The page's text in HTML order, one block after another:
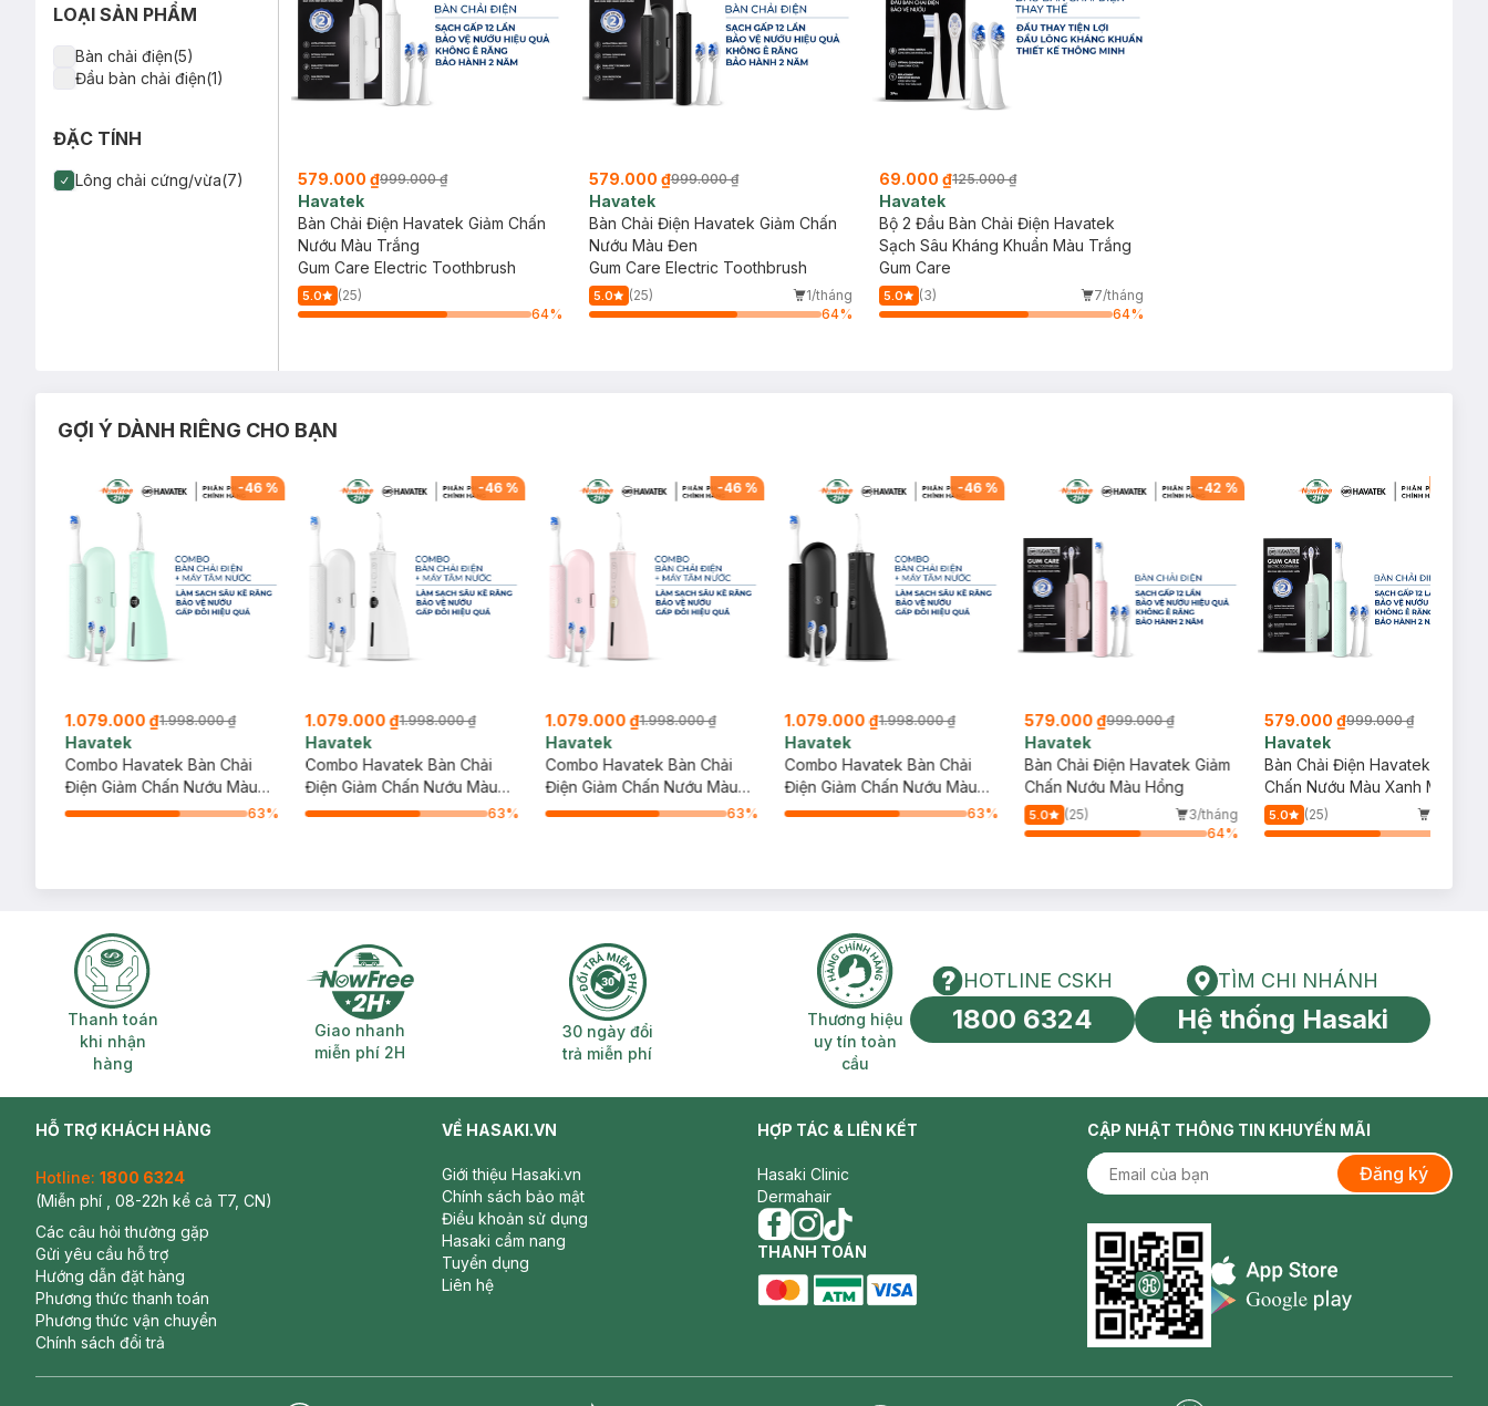
LOẠI SẢN PHẨM
Bàn chải điện(5)
Đầu bàn chải điện(1)
ĐẶC TÍNH
Lông chải cứng/vừa(7) 579.000 ₫999.000 ₫
Havatek
Bàn Chải Điện Havatek Giảm Chấn
Nướu Màu Trắng
Gum Care Electric Toothbrush
5.0
(25)
64%
579.000 ₫999.000 ₫
Havatek
Bàn Chải Điện Havatek Giảm Chấn
Nướu Màu Đen
Gum Care Electric Toothbrush
5.0 (25)
1/tháng
64%
69.000 ₫125.000 ₫
Havatek
Bộ 2 Đầu Bàn Chải Điện Havatek
Sạch Sâu Kháng Khuẩn Màu Trắng
Gum Care
5.0 (3)
7/tháng
64%
GỢI Ý DÀNH RIÊNG CHO BẠN
-42%
579.000 ₫999.000 ₫
Havatek
Bàn Chải Điện Havatek Giảm
Chấn Nướu Màu Hồng
5.0 (25)
3/tháng
64%
579.000 ₫999.000 ₫
Havatek
Bàn Chải Điện Havatek Giảm
Chấn Nướu Màu Xanh Mint
5.0 (25)
-46%
1.079.000 ₫1.998.000 ₫
Havatek
Combo Havatek Bàn Chải
Điện Giảm Chấn Nướu Màu
Xanh Mint + Máy Tăm Nước
63%
-46%
1.079.000 ₫1.998.000 ₫
Havatek
Combo Havatek Bàn Chải
Điện Giảm Chấn Nướu Màu
Trắng + Máy Tăm Nước Cao
63%
-46%
1.079.000 ₫1.998.000 ₫
Havatek
Combo Havatek Bàn Chải
Điện Giảm Chấn Nướu Màu
Hồng + Máy Tăm Nước Cao
63%
-46%
1.079.000 ₫1.998.000 ₫
Havatek
Combo Havatek Bàn Chải
Điện Giảm Chấn Nướu Màu
Đen + Máy Tăm Nước Cao
63%
Thanh toán khi nhận hàng
Thanh toán
khi nhận
hàng
Giao nhanh miễn phí 2H
Giao nhanh
miễn phí 2H
30 ngày đổi trả miễn phí
30 ngày đổi
trả miễn phí
Thương hiệu uy tín toàn cầu
Thương hiệu
uy tín toàn
cầu
HOTLINE CSKH
HOTLINE CSKH
1800 6324
Tìm chi nhánh
TÌM CHI NHÁNH
Hệ thống Hasaki
HỖ TRỢ KHÁCH HÀNG
Hotline: 1800 6324
(Miễn phí , 08-22h kể cả T7, CN)
Các câu hỏi thường gặp
Gửi yêu cầu hỗ trợ
Hướng dẫn đặt hàng
Phương thức thanh toán
Phương thức vận chuyển
Chính sách đổi trả
VỀ HASAKI.VN
Giới thiệu Hasaki.vn
Chính sách bảo mật
Điều khoản sử dụng
Hasaki cẩm nang
Tuyển dụng
Liên hệ
HỢP TÁC & LIÊN KẾT
Hasaki Clinic
Dermahair
facebook
instagram
tiktok
THANH TOÁN
CẬP NHẬT THÔNG TIN KHUYẾN MÃI
Đăng ký
Appstore icon